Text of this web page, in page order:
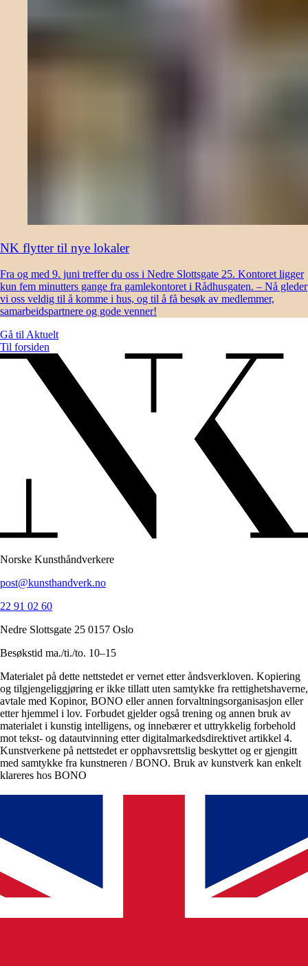
NK flytter til nye lokaler
Fra og med 9. juni treffer du oss i Nedre Slottsgate 25. Kontoret ligger
kun fem minutters gange fra gamlekontoret i Rådhusgaten. – Nå gleder
vi oss veldig til å komme i hus, og til å få besøk av medlemmer,
samarbeidspartnere og gode venner!
Gå til Aktuelt
Til forsiden
Norske Kunsthåndverkere
post@kunsthandverk.no
22 91 02 60
Nedre Slottsgate 25 0157 Oslo
Besøkstid ma./ti./to. 10–15
Materialet på dette nettstedet er vernet etter åndsverkloven. Kopiering
og tilgjengeliggjøring er ikke tillatt uten samtykke fra rettighetshaverne,
avtale med Kopinor, BONO eller annen forvaltningsorganisasjon eller
etter hjemmel i lov. Forbudet gjelder også trening og annen bruk av
materialet i kunstig intelligens, og innebærer et uttrykkelig forbehold
mot tekst- og datautvinning etter digitalmarkedsdirektivet artikkel 4.
Kunstverkene på nettstedet er opphavsrettslig beskyttet og er gjengitt
med samtykke fra kunstneren / BONO. Bruk av kunstverk kan enkelt
klareres hos BONO